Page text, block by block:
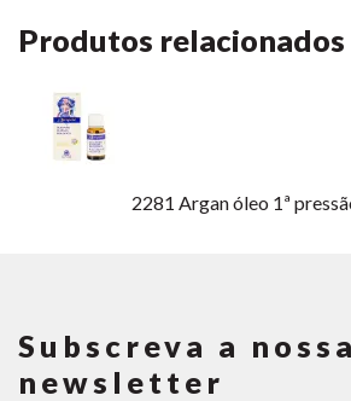
Produtos relacionados
2281 Argan óleo 1ª
Subscreva a nossa
newsletter